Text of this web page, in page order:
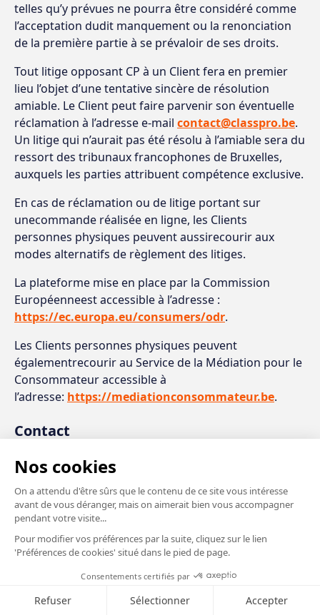
telles qu’y prévues ne pourra être considéré comme
l’acceptation dudit manquement ou la renonciation
de la première partie à se prévaloir de ses droits.
Tout litige opposant CP à un Client fera en premier
lieu l’objet d’une tentative sincère de résolution
amiable. Le Client peut faire parvenir son éventuelle
réclamation à l’adresse e-mail contact@classpro.be.
Un litige qui n’aurait pas été résolu à l’amiable sera du
ressort des tribunaux francophones de Bruxelles,
auxquels les parties attribuent compétence exclusive.
En cas de réclamation ou de litige portant sur
unecommande réalisée en ligne, les Clients
personnes physiques peuvent aussirecourir aux
modes alternatifs de règlement des litiges.
La plateforme mise en place par la Commission
Européenneest accessible à l’adresse :
https://ec.europa.eu/consumers/odr.
Les Clients personnes physiques peuvent
égalementrecourir au Service de la Médiation pour le
Consommateur accessible à
l’adresse: https://mediationconsommateur.be.
Contact
par e-mail: contact@classpro.be
PRÉPAS MÉDECINE ET RENFORSCIENCE